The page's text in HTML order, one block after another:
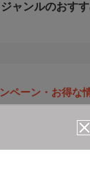
ャンルのおす
ペーン・お得な